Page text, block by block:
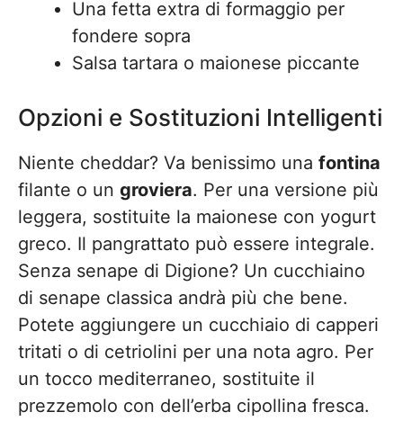
Una fetta extra di formaggio per
fondere sopra
Salsa tartara o maionese piccante
Opzioni e Sostituzioni Intelligenti
Niente cheddar? Va benissimo una fontina
filante o un groviera. Per una versione più
leggera, sostituite la maionese con yogurt
greco. Il pangrattato può essere integrale.
Senza senape di Digione? Un cucchiaino
di senape classica andrà più che bene.
Potete aggiungere un cucchiaio di capperi
tritati o di cetriolini per una nota agro. Per
un tocco mediterraneo, sostituite il
prezzemolo con dell’erba cipollina fresca.